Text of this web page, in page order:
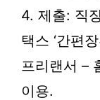
4. 제출: 직
택스 ‘간편
프리랜서 –
이용.